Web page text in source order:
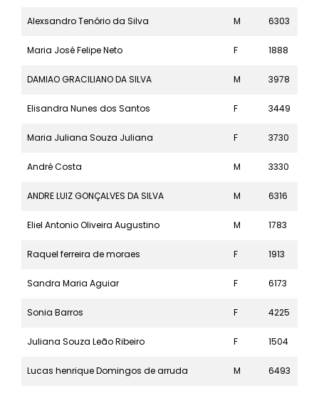
Alexsandro Tenório da Silva M 6303
Maria José Felipe Neto F 1888
DAMIAO GRACILIANO DA SILVA M 3978
Elisandra Nunes dos Santos F 3449
Maria Juliana Souza Juliana F 3730
André Costa M 3330
ANDRE LUIZ GONÇALVES DA SILVA M 6316
Eliel Antonio Oliveira Augustino M 1783
Raquel ferreira de moraes F 1913
Sandra Maria Aguiar F 6173
Sonia Barros F 4225
Juliana Souza Leão Ribeiro F 1504
Lucas henrique Domingos de arruda M 6493